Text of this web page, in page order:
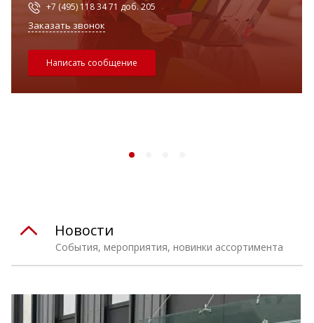
+7 (495) 118 34 71 доб. 205
Заказать звонок
Написать сообщение
События, мероприятия, новинки ассортимента
Новости